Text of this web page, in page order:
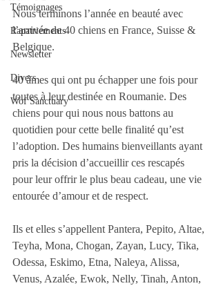
Témoignages
Rapatriements
Newsletter
Divers
Wof Sanctuary
Nous terminons l’année en beauté avec
l’arrivée de 40 chiens en France, Suisse &
Belgique.
40 âmes qui ont pu échapper une fois pour
toutes à leur destinée en Roumanie. Des
chiens pour qui nous nous battons au
quotidien pour cette belle finalité qu’est
l’adoption. Des humains bienveillants ayant
pris la décision d’accueillir ces rescapés
pour leur offrir le plus beau cadeau, une vie
entourée d’amour et de respect.
Ils et elles s’appellent Pantera, Pepito, Altae,
Teyha, Mona, Chogan, Zayan, Lucy, Tika,
Odessa, Eskimo, Etna, Naleya, Alissa,
Venus, Azalée, Ewok, Nelly, Tinah, Anton,